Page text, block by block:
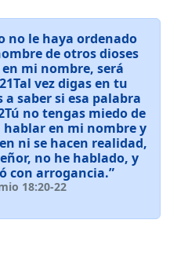
no le haya ordenado
de otros dioses
mi nombre, será
vez digas en tu
a saber si esa palabra
no tengas miedo de
hablar en mi nombre y
ni se hacen realidad,
no he hablado, y
con arrogancia.”
18:20-22